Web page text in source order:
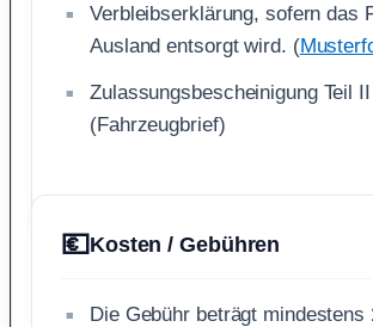
Verbleibserklärung, sofern das
Ausland entsorgt wird. (
Zulassungsbescheinigung Teil II
(Fahrzeugbrief)
💶Kosten / Gebühren
Die Gebühr beträgt mindestens